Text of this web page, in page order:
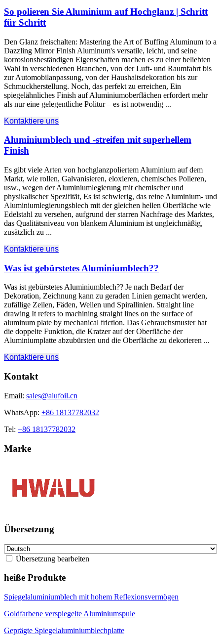
So polieren Sie Aluminium auf Hochglanz | Schritt
für Schritt
Den Glanz freischalten: Mastering the Art of Buffing Aluminum to a
Dazzling Mirror Finish Aluminum's versatile, leicht, und seine
korrosionsbeständigen Eigenschaften machen es zu einer beliebten
Wahl in verschiedenen Branchen, von der Luft- und Raumfahrt bis
zur Automobilanpassung, von der Haushaltsdekoration bis zur
Schmuckherstellung. Noch, das perfekt zu erreichen, Ein
spiegelähnliches Finish auf Aluminiumoberflächen erfordert mehr
als nur eine gelegentliche Politur – es ist notwendig ...
Kontaktiere uns
Aluminiumblech und -streifen mit superhellem
Finish
Es gibt viele Arten von hochglanzpoliertem Aluminium auf dem
Markt, wie rollen, Galvanisieren, eloxieren, chemisches Polieren,
usw., wegen der Aluminiumlegierung mit chemischer und
physikalischer Spezifität, Es ist schwierig, das reine Aluminium- und
Aluminiumlegierungsblech mit der gleichen hellen Oberfläche wie
Edelstahl zu versehen, aufgrund der starren Nachfrage des Marktes,
das Qualitätsniveau von blankem Aluminium ist ungleichmäßig,
zusätzlich zu ...
Kontaktiere uns
Was ist gebürstetes Aluminiumblech??
Was ist gebürstetes Aluminiumblech?? Je nach Bedarf der
Dekoration, Zeichnung kann zu geraden Linien gemacht werden,
zufällige Zeilen, Fäden, Wellen und Spirallinien. Straight line
drawing It refers to machining straight lines on the surface of
aluminum plate by mechanical friction. Das Gebrauchsmuster hat
die doppelte Funktion, die Kratzer auf der Oberfläche der
Aluminiumplatte abzubürsten und die Oberfläche zu dekorieren ...
Kontaktiere uns
Kontakt
Email: sales@alufoil.cn
WhatsApp: +86 18137782032
Tel: +86 18137782032
Marke
Übersetzung
Übersetzung bearbeiten
heiße Produkte
Spiegelaluminiumblech mit hohem Reflexionsvermögen
Goldfarbene verspiegelte Aluminiumspule
Geprägte Spiegelaluminiumblechplatte